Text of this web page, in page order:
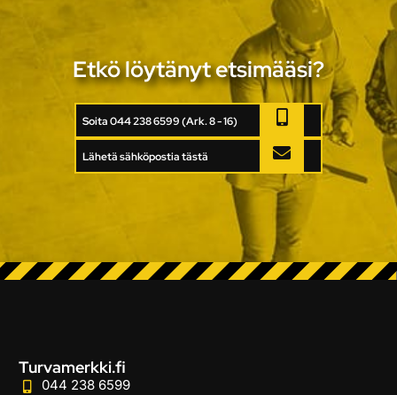
Etkö löytänyt etsimääsi?
Soita 044 238 6599 (Ark. 8 - 16)
Lähetä sähköpostia tästä
Turvamerkki.fi
044 238 6599